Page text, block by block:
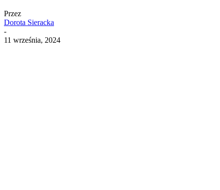
Przez
Dorota Sieracka
-
11 września, 2024